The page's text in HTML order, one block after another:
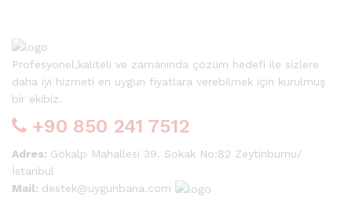
Profesyonel,kaliteli ve zamanında çözüm hedefi ile sizlere
daha iyi hizmeti en uygun fiyatlara verebilmek için kurulmuş
bir ekibiz.
+90 850 241 7512
Adres: Gökalp Mahallesi 39. Sokak No:82 Zeytinburnu/
İstanbul
Mail: destek@uygunbana.com